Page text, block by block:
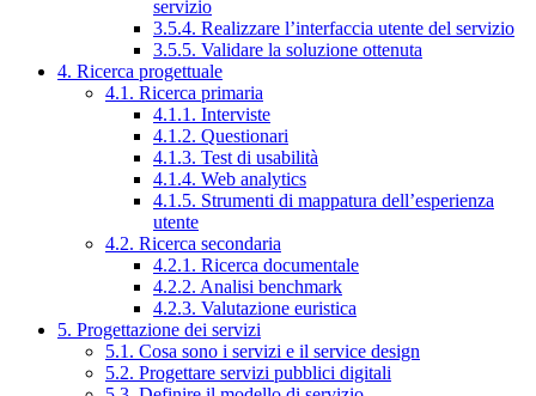
servizio
3.5.4. Realizzare l’interfaccia utente del servizio
3.5.5. Validare la soluzione ottenuta
4. Ricerca progettuale
4.1. Ricerca primaria
4.1.1. Interviste
4.1.2. Questionari
4.1.3. Test di usabilità
4.1.4. Web analytics
4.1.5. Strumenti di mappatura dell’esperienza
utente
4.2. Ricerca secondaria
4.2.1. Ricerca documentale
4.2.2. Analisi benchmark
4.2.3. Valutazione euristica
5. Progettazione dei servizi
5.1. Cosa sono i servizi e il service design
5.2. Progettare servizi pubblici digitali